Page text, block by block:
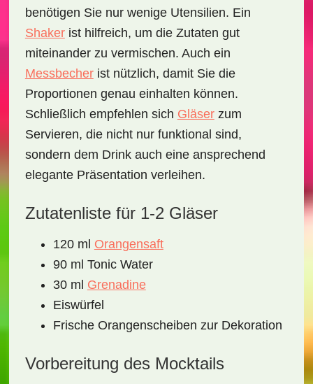
benötigen Sie nur wenige Utensilien. Ein
Shakerist hilfreich, um die Zutaten gut
miteinander zu vermischen. Auch ein
Messbecherist nützlich, damit Sie die
Proportionen genau einhalten können.
Schließlich empfehlen sich Gläserzum
Servieren, die nicht nur funktional sind,
sondern dem Drink auch eine ansprechend
elegante Präsentation verleihen.
Zutatenliste für 1-2 Gläser
120 ml Orangensaft
90 ml Tonic Water
30 ml Grenadine
Eiswürfel
Frische Orangenscheiben zur Dekoration
Vorbereitung des Mocktails